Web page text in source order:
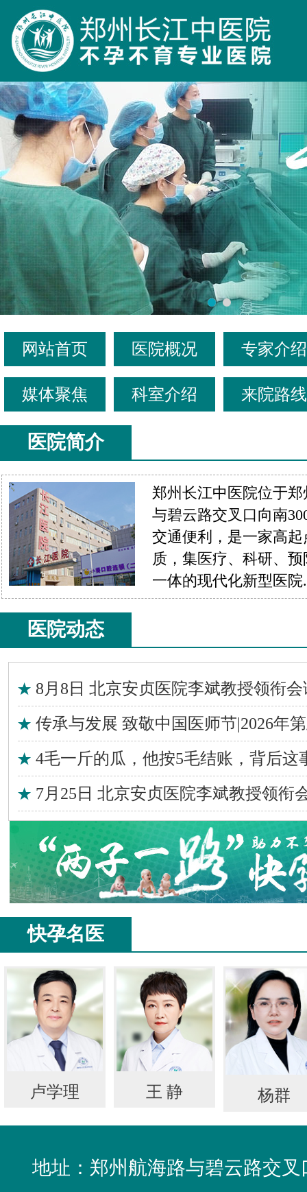
网站首页 医院概况 专家介绍
媒体聚焦 科室介绍 来院路线
医院简介
郑州长江中医院位于
与碧云路交叉口向南
交通便利，是一家高
质，集医疗、科研、
一体的现代化新型医院
医院动态
8月8日 北京安贞医院李斌教授领衔
传承与发展 致敬中国医师节|2026年
4毛一斤的瓜，他按5毛结账，背后这
7月25日 北京安贞医院李斌教授领衔
快孕名医
卢学理 王 静 杨群
地址：郑州航海路与碧云路交叉